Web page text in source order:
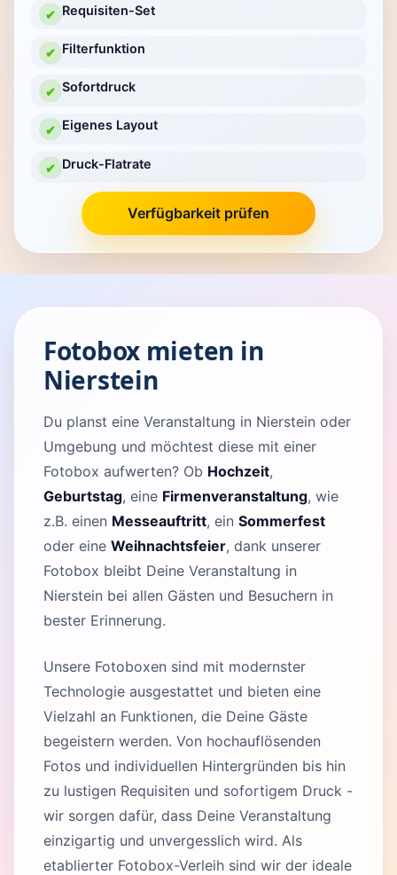
✔ Requisiten-Set
✔ Filterfunktion
✔ Sofortdruck
✔ Eigenes Layout
✔ Druck-Flatrate
Verfügbarkeit prüfen
Fotobox mieten in
Nierstein
Du planst eine Veranstaltung in Nierstein oder
Umgebung und möchtest diese mit einer
Fotobox aufwerten? Ob Hochzeit,
Geburtstag, eine Firmenveranstaltung, wie
z.B. einen Messeauftritt, ein Sommerfest
oder eine Weihnachtsfeier, dank unserer
Fotobox bleibt Deine Veranstaltung in
Nierstein bei allen Gästen und Besuchern in
bester Erinnerung.
Unsere Fotoboxen sind mit modernster
Technologie ausgestattet und bieten eine
Vielzahl an Funktionen, die Deine Gäste
begeistern werden. Von hochauflösenden
Fotos und individuellen Hintergründen bis hin
zu lustigen Requisiten und sofortigem Druck -
wir sorgen dafür, dass Deine Veranstaltung
einzigartig und unvergesslich wird. Als
etablierter Fotobox-Verleih sind wir der ideale